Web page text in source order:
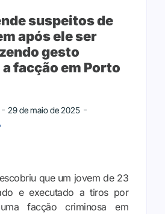
suspeitos de
após ele ser
gesto
facção em Porto
29 de maio de 2025
que um jovem de 23
e executado a tiros por
facção criminosa em